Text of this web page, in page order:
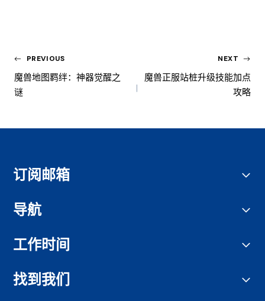
PREVIOUS
魔兽地图羁绊：神器觉醒之
谜
NEXT
魔兽正服站桩升级技能加点
攻略
订阅邮箱
导航
工作时间
找到我们